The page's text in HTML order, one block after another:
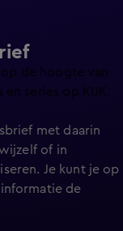
de hoogte van
series op KIJK.
met daarin
of in
Je kunt je op
de